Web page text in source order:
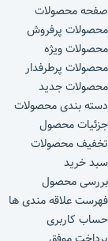
صفحه محصولات
محصولات پرفروش
محصولات ویژه
محصولات پرطرفدار
محصولات جدید
دسته بندی محصولات
جزئیات محصول
تخفیف محصولات
سبد خرید
بررسی محصول
فهرست علاقه مندی ها
حساب کاربری